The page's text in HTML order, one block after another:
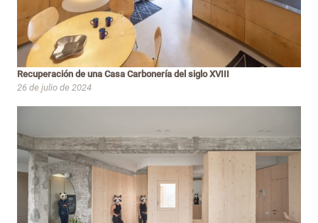
Recuperación de una Casa Carbonería del siglo XVIII
26 de julio de 2024